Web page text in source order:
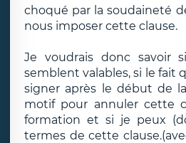
choqué par la soudaineté
nous imposer cette clause.
Je voudrais donc savoir
semblent valables, si le fait
signer après le début de
motif pour annuler cette
formation et si je peux
termes de cette